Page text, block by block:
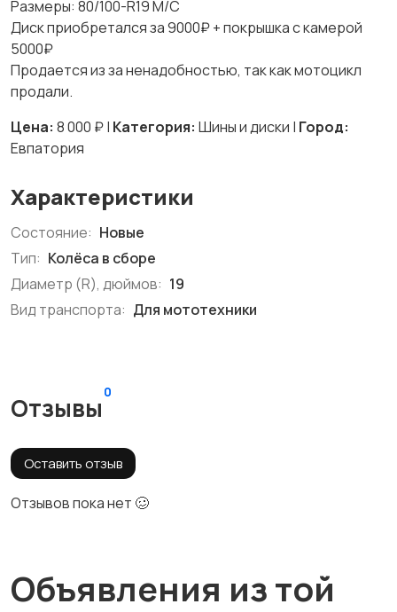
Размеры: 80/100-R19 М/С
Диск приобретался за 9000₽ + покрышка с камерой
5000₽
Продается из за ненадобностью, так как мотоцикл
продали.
Цена: 8 000 ₽ | Категория: Шины и диски | Город:
Евпатория
Характеристики
Состояние: Новые
Тип: Колёса в сборе
Диаметр (R), дюймов: 19
Вид транспорта: Для мототехники
Отзывы
0
Оставить отзыв
Отзывов пока нет 🥴
Объявления из той